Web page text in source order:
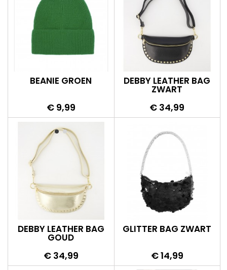
BEANIE GROEN
Prijs
€ 9,99
DEBBY LEATHER BAG
ZWART
Prijs
€ 34,99
DEBBY LEATHER BAG
GOUD
Prijs
€ 34,99
GLITTER BAG ZWART
Prijs
€ 14,99